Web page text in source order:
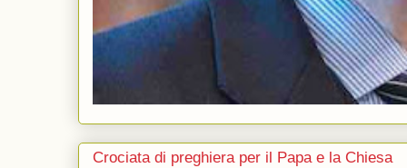
Crociata di preghiera per il Papa e la Chiesa